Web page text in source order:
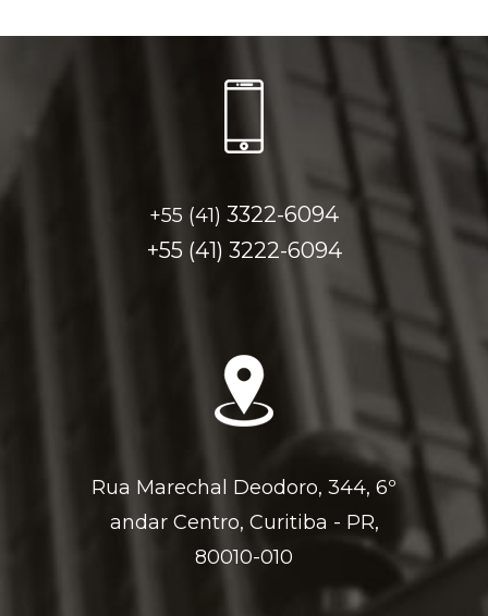
+55 (41) 3322-6094
+55 (41) 3222-6094
Rua Marechal Deodoro, 344, 6º
andar Centro, Curitiba - PR,
80010-010